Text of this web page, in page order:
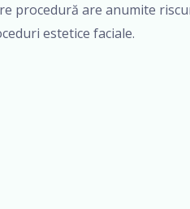
procedură are anumite
estetice faciale.